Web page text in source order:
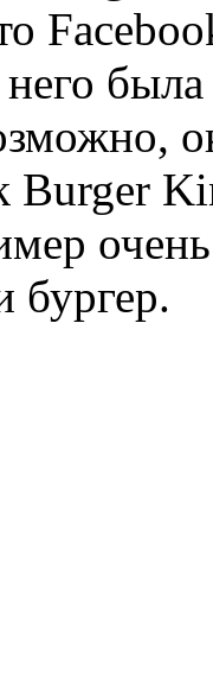
бургер.